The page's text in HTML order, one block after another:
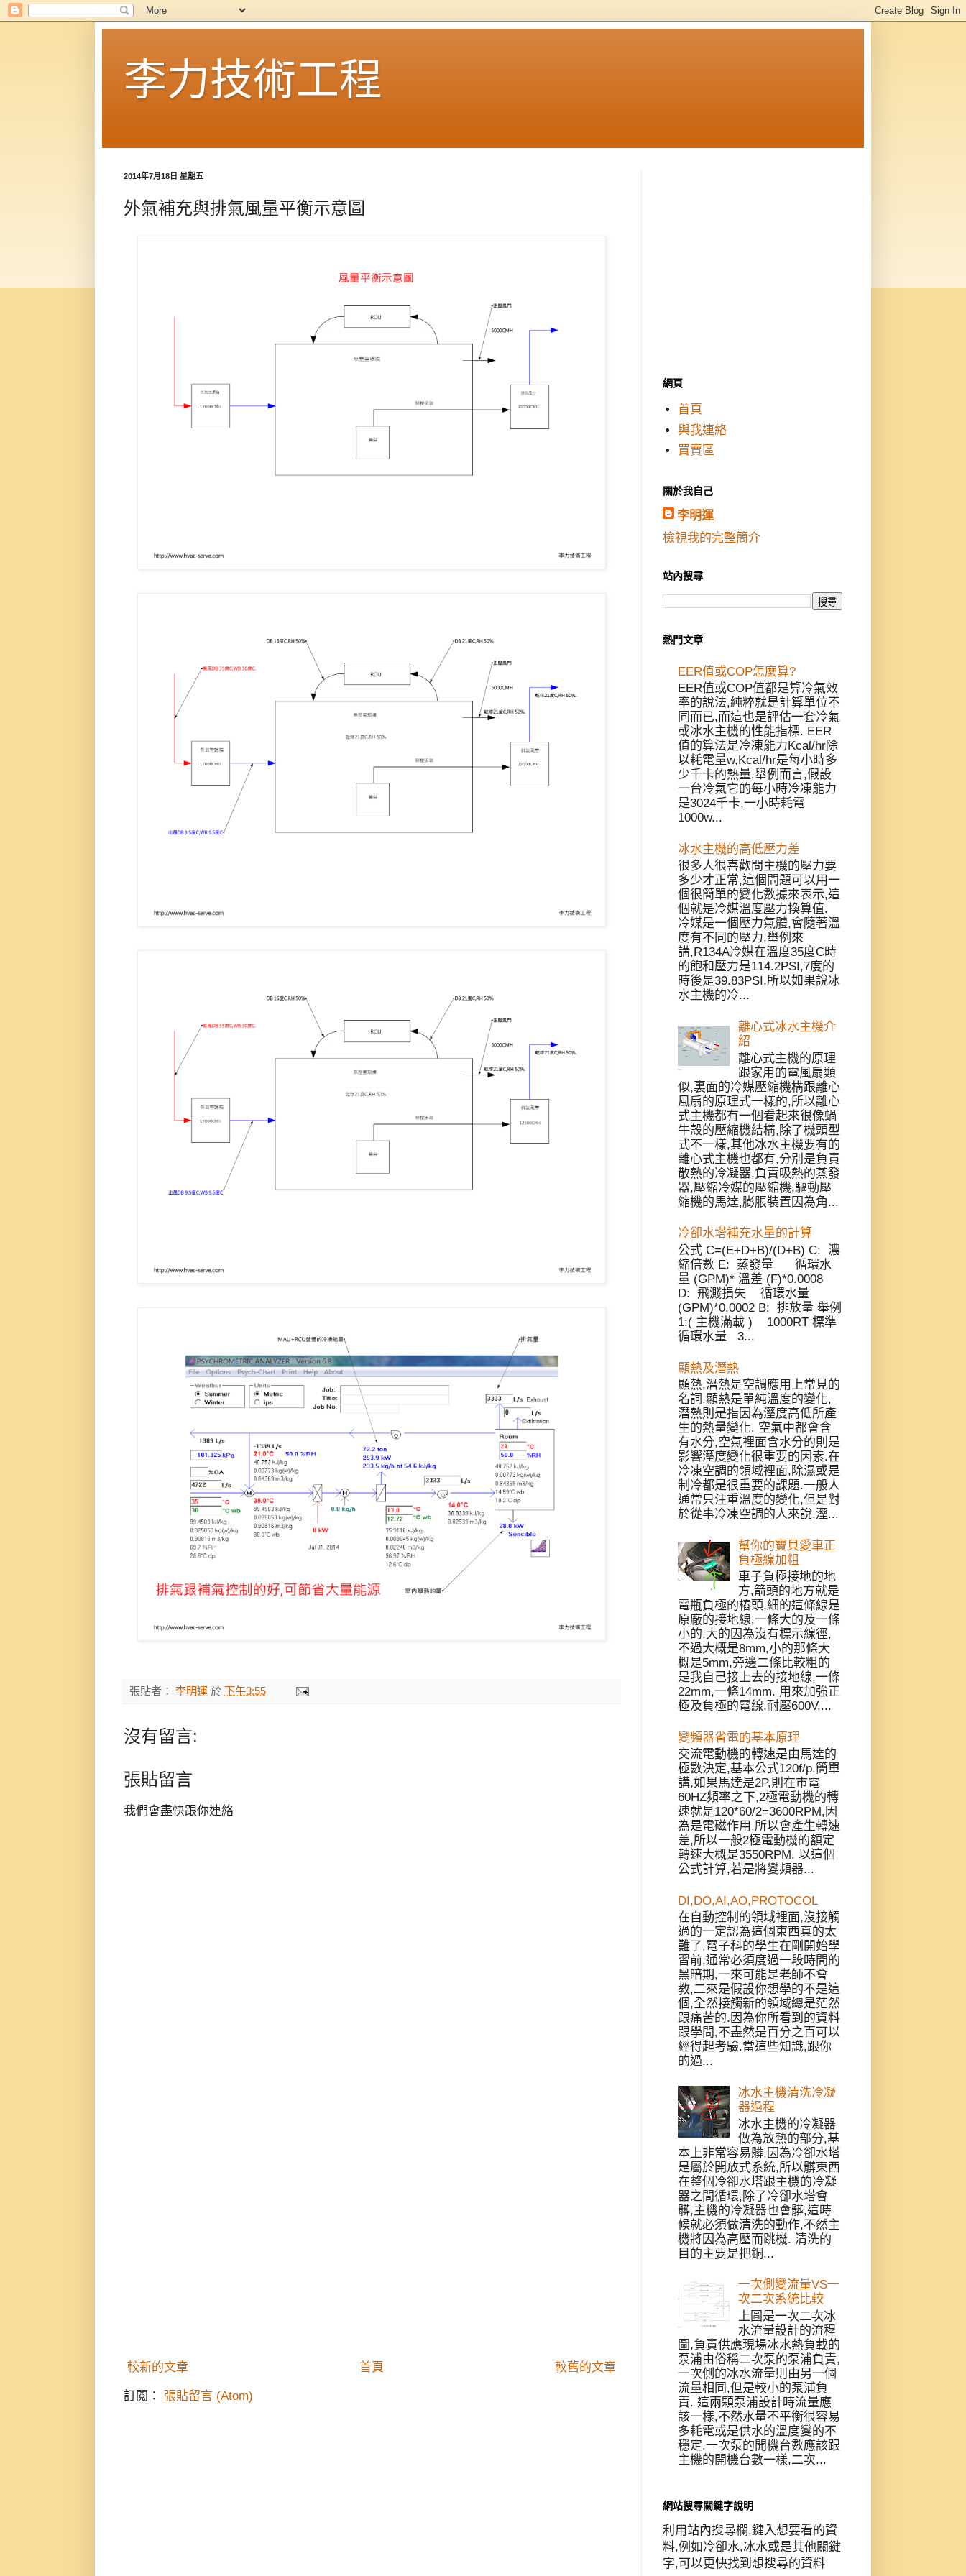
李力技術工程
2014年7月18日 星期五
外氣補充與排氣風量平衡示意圖
張貼者： 李明運 於 下午3:55
沒有留言:
張貼留言
我們會盡快跟你連絡
較新的文章 較舊的文章
首頁
訂閱： 張貼留言 (Atom)
網頁
首頁
與我連絡
買賣區
關於我自己
李明運
檢視我的完整簡介
站內搜尋
熱門文章
EER值或COP怎麼算?
EER值或COP值都是算冷氣效
率的說法,純粹就是計算單位不
同而已,而這也是評估一套冷氣
或冰水主機的性能指標. EER
值的算法是冷凍能力Kcal/hr除
以耗電量w,Kcal/hr是每小時多
少千卡的熱量,舉例而言,假設
一台冷氣它的每小時冷凍能力
是3024千卡,一小時耗電
1000w...
冰水主機的高低壓力差
很多人很喜歡問主機的壓力要
多少才正常,這個問題可以用一
個很簡單的變化數據來表示,這
個就是冷媒溫度壓力換算值.
冷媒是一個壓力氣體,會隨著溫
度有不同的壓力,舉例來
講,R134A冷媒在溫度35度C時
的飽和壓力是114.2PSI,7度的
時後是39.83PSI,所以如果說冰
水主機的冷...
離心式冰水主機介
紹
離心式主機的原理
跟家用的電風扇類
似,裏面的冷媒壓縮機構跟離心
風扇的原理式一樣的,所以離心
式主機都有一個看起來很像蝸
牛殼的壓縮機結構,除了機頭型
式不一樣,其他冰水主機要有的
離心式主機也都有,分別是負責
散熱的冷凝器,負責吸熱的蒸發
器,壓縮冷媒的壓縮機,驅動壓
縮機的馬達,膨脹裝置因為角...
冷卻水塔補充水量的計算
公式 C=(E+D+B)/(D+B) C: 濃
縮倍數 E: 蒸發量 循環水
量 (GPM)* 溫差 (F)*0.0008
D: 飛濺損失 循環水量
(GPM)*0.0002 B: 排放量 舉例
1:( 主機滿載 ) 1000RT 標準
循環水量 3...
顯熱及潛熱
顯熱,潛熱是空調應用上常見的
名詞,顯熱是單純溫度的變化,
潛熱則是指因為溼度高低所產
生的熱量變化. 空氣中都會含
有水分,空氣裡面含水分的則是
影響溼度變化很重要的因素.在
冷凍空調的領域裡面,除濕或是
制冷都是很重要的課題.一般人
通常只注重溫度的變化,但是對
於從事冷凍空調的人來說,溼...
幫你的寶貝愛車正
負極線加粗
車子負極接地的地
方,箭頭的地方就是
電瓶負極的樁頭,細的這條線是
原廠的接地線,一條大的及一條
小的,大的因為沒有標示線徑,
不過大概是8mm,小的那條大
概是5mm,旁邊二條比較粗的
是我自己接上去的接地線,一條
22mm,一條14mm. 用來加強正
極及負極的電線,耐壓600V,...
變頻器省電的基本原理
交流電動機的轉速是由馬達的
極數決定,基本公式120f/p.簡單
講,如果馬達是2P,則在市電
60HZ頻率之下,2極電動機的轉
速就是120*60/2=3600RPM,因
為是電磁作用,所以會產生轉速
差,所以一般2極電動機的額定
轉速大概是3550RPM. 以這個
公式計算,若是將變頻器...
DI,DO,AI,AO,PROTOCOL
在自動控制的領域裡面,沒接觸
過的一定認為這個東西真的太
難了,電子科的學生在剛開始學
習前,通常必須度過一段時間的
黑暗期,一來可能是老師不會
教,二來是假設你想學的不是這
個,全然接觸新的領域總是茫然
跟痛苦的.因為你所看到的資料
跟學問,不盡然是百分之百可以
經得起考驗.當這些知識,跟你
的過...
冰水主機清洗冷凝
器過程
冰水主機的冷凝器
做為放熱的部分,基
本上非常容易髒,因為冷卻水塔
是屬於開放式系統,所以髒東西
在整個冷卻水塔跟主機的冷凝
器之間循環,除了冷卻水塔會
髒,主機的冷凝器也會髒,這時
候就必須做清洗的動作,不然主
機將因為高壓而跳機. 清洗的
目的主要是把銅...
一次側變流量VS一
次二次系統比較
上圖是一次二次冰
水流量設計的流程
圖,負責供應現場冰水熱負載的
泵浦由俗稱二次泵的泵浦負責,
一次側的冰水流量則由另一個
流量相同,但是較小的泵浦負
責. 這兩顆泵浦設計時流量應
該一樣,不然水量不平衡很容易
多耗電或是供水的溫度變的不
穩定.一次泵的開機台數應該跟
主機的開機台數一樣,二次...
網站搜尋關鍵字說明
利用站內搜尋欄,鍵入想要看的資
料,例如冷卻水,冰水或是其他關鍵
字,可以更快找到想搜尋的資料